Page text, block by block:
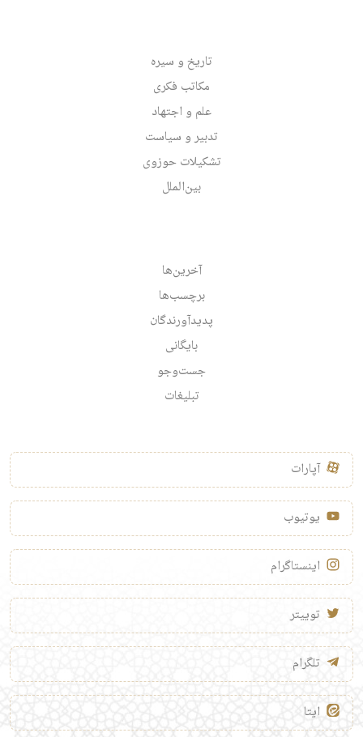
تاریخ و سیره
مکاتب فکری
علم و اجتهاد
تدبیر و سیاست
تشکیلات حوزوی
بین‌الملل
آخرین‌ها
برچسب‌ها
پدیدآورندگان
بایگانی
جست‌وجو
تبلیغات
آپارات
یوتیوب
اینستاگرام
توییتر
تلگرام
ایتا